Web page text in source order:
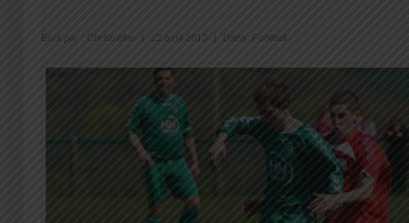
Écrit par : Christophe 22 avril 2013 Dans : Football